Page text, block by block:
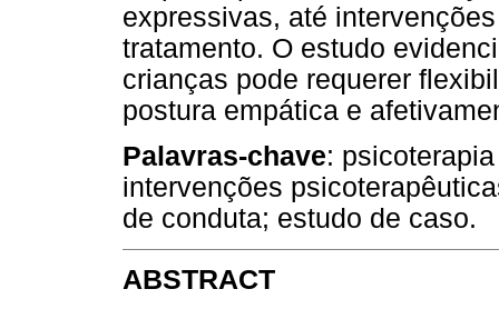
expressivas, até
tratamento. O estudo
crianças pode requerer
postura empática e
Palavras-chave:
intervenções
de conduta; estudo de caso.
ABSTRACT